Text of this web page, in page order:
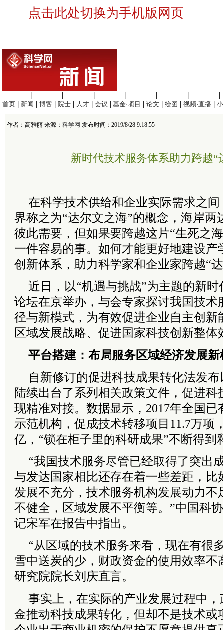
点击此处切换为手机版网页
首页
新闻 博客 院士 人才 会议 基金·项目 论文 绘图 视频·直播
作者：高雅丽 来源： 科学网 发布时间：2019/8/28 9:18:55
新时代技术服务体系助力跨越“
在科学技术供给和企业实际需求之
界称之为“达尔文之海”的概念，海岸两
彼此需要，但如果要跨越这片“生死之
一件容易的事。如何才能更好地建设产
创新体系，助力科学家和企业家跨越“
近日，以“机遇与挑战”为主题的新
论坛在京举办，与会专家探讨我国技术
径与新模式，为有效促进企业自主创新
区域发展战略、促进国家科技创新整体
平台搭建：布局服务区域经济发展新
自新修订的促进科技成果转化法发
陆续出台了系列相关政策文件，促进科
现精准对接。数据显示，2017年全国已
示范机构，促成技术转移项目11.7万项
亿，“锁在柜子里的科研成果”不断得到
“我国技术服务尽管已经取得了突出
与发达国家相比还存在着一些差距，比
发展不充分，技术服务机构发展动力不
不健全，区域发展不平衡等。”中国科
记宋军在报告中指出。
“从区域的技术服务来看，现在有很
雪中送炭的少，财政资金的使用效率不
研究院院长刘庆直言。
事实上，在实际的产业发展过程中
金推动科技成果转化，但却不是技术或